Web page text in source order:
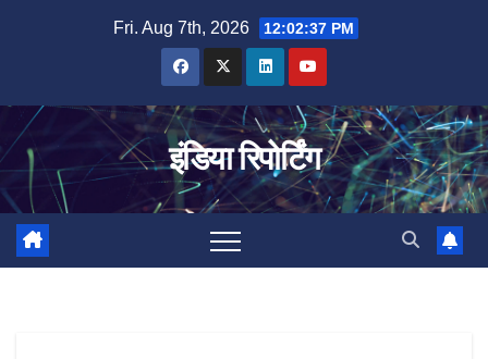
Fri. Aug 7th, 2026 12:02:37 PM
इंडिया रिपोर्टिंग